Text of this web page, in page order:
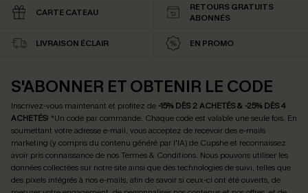
CARTE CATEAU
RETOURS GRATUITS
ABONNÉS
LIVRAISON ÉCLAIR EN PROMO
S'ABONNER ET OBTENIR LE CODE
Inscrivez-vous maintenant et profitez de -15% DÈS 2 ACHETÉS & -25% DÈS 4
ACHETÉS! *Un code par commande. Chaque code est valable une seule fois. En
soumettant votre adresse e-mail, vous acceptez de recevoir des e-mails
marketing (y compris du contenu généré par l'IA) de Cupshe et reconnaissez
avoir pris connaissance de nosTermes & Conditions. Nous pouvons utiliser les
données collectées sur notre site ainsi que des technologies de suivi, telles que
des pixels intégrés à nos e-mails, afin de savoir si ceux-ci ont été ouverts, de